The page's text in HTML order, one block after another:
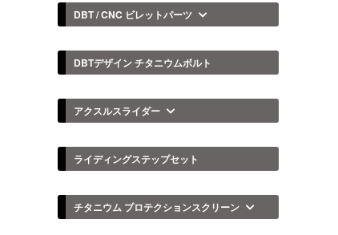
DBT / CNC ビレットパーツ
DBTデザイン チタニウムボルト
アクスルスライダー
ライディングステップセット
チタニウム プロテクションスクリーン